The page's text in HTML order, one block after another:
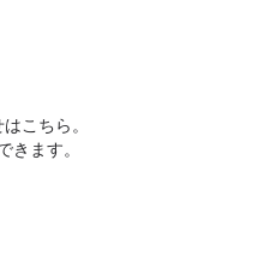
こちら。
きます。